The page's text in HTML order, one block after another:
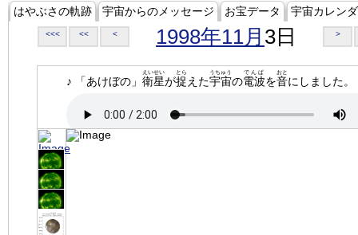
はやぶさの軌跡 宇宙からのメッセージ お宝データ 宇宙カレン
<<< << < 1998年11月 3日 >
♪ 「あけぼの」 衛星
えいせい
が捉
とら
えた宇宙
うちゅう
の電波
でんぱ
を音
おと
にしました。